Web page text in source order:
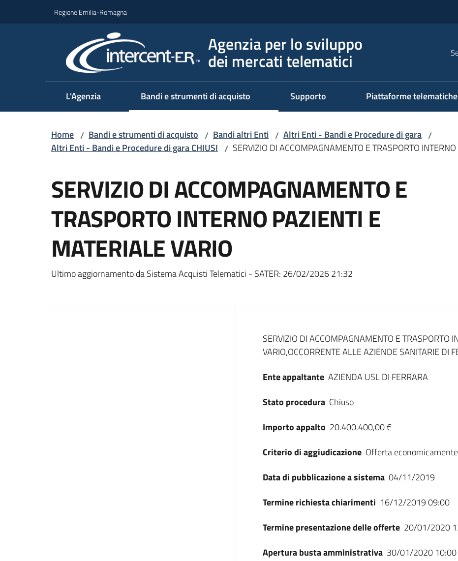
Regione Emilia-Romagna
Agenzia per lo sviluppo
dei mercati telematici
L'Agenzia Bandi e strumenti di acquisto Supporto Piattaforme telematiche
Home / Bandi e strumenti di acquisto / Bandi altri Enti / Altri Enti - Bandi e Procedure di gara /
Altri Enti - Bandi e Procedure di gara CHIUSI / SERVIZIO DI ACCOMPAGNAMENTO E TRASPORTO
SERVIZIO DI ACCOMPAGNAMENTO E
TRASPORTO INTERNO PAZIENTI E
MATERIALE VARIO
Ultimo aggiornamento da Sistema Acquisti Telematici - SATER: 26/02/2026 21:32
Dati del bando
SERVIZIO DI ACCOMPAGNAMENTO E TRASPORTO
VARIO,OCCORRENTE ALLE AZIENDE SANITARIE DI
Ente appaltante AZIENDA USL DI FERRARA
Stato procedura Chiuso
Importo appalto 20.400.400,00 €
Criterio di aggiudicazione Offerta
Data di pubblicazione a sistema 04/11/2019
Termine richiesta chiarimenti 16/12/2019 09:00
Termine presentazione delle offerte 20/01/2020
Apertura busta amministrativa 30/01/2020 10:00